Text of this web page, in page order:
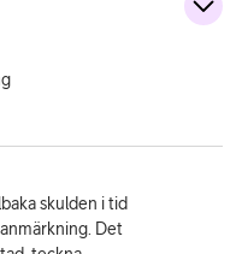
skulden i tid
Det